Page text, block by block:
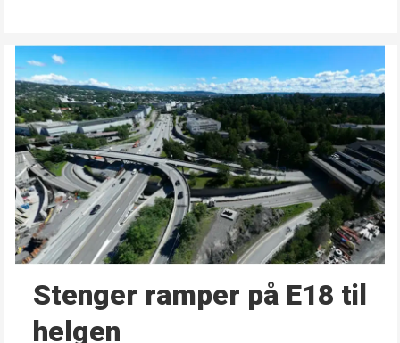
Stenger ramper på E18 til
helgen